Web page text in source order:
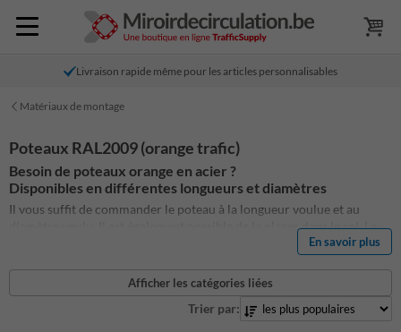
Livraison rapide même pour les articles personnalisables
Matériaux de montage
Poteaux RAL2009 (orange trafic)
Besoin de poteaux orange en acier ?
Disponibles en différentes longueurs et diamètres
Il vous suffit de commander le poteau à la longueur voulue et au
diamètre voulu. Il est également possible de la placer dans le sol. Le
En savoir plus
Afficher les catégories liées
Trier par: